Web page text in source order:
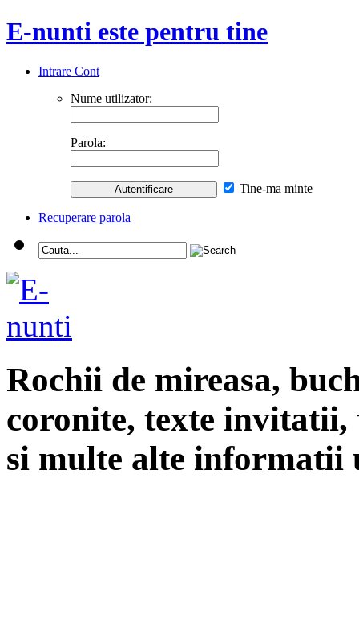
E-nunti este pentru tine
Intrare Cont
Nume utilizator:
Parola:
Tine-ma minte
Recuperare parola
Rochii de mireasa,
coronite, texte
si multe alte informatii